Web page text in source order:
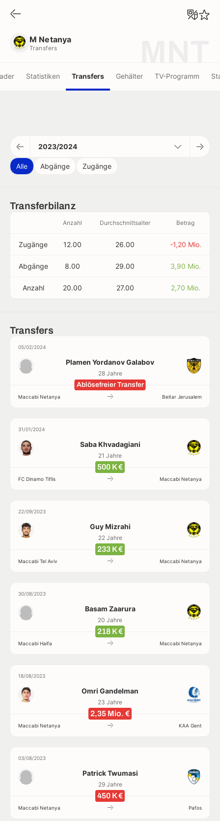
M Netanya
Transfers
Statistiken Transfers Gehälter TV-Programm
2023/2024
Alle Abgänge Zugänge
Transferbilanz
Anzahl Durchschnittsalter Betrag
Zugänge 12.00 26.00 -1,20 Mio.
Abgänge 8.00 29.00 3,90 Mio.
Anzahl 20.00 27.00 2,70 Mio.
Transfers
05/02/2024
Plamen Yordanov Galabov
28 Jahre
Ablösefreier Transfer
Maccabi Netanya Beitar Jerusalem
31/01/2024
Saba Khvadagiani
21 Jahre
500 K €
FC Dinamo Tiflis Maccabi Netanya
22/09/2023
Guy Mizrahi
22 Jahre
233 K €
Maccabi Tel Aviv Maccabi Netanya
30/08/2023
Basam Zaarura
20 Jahre
218 K €
Maccabi Haifa Maccabi Netanya
18/08/2023
Omri Gandelman
23 Jahre
2,35 Mio. €
Maccabi Netanya KAA Gent
03/08/2023
Patrick Twumasi
29 Jahre
450 K €
Maccabi Netanya Pafos